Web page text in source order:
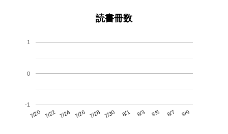
読書冊数
7/20 7/22 7/24 7/26 7/28 7/30 8/1 8/3 8/5 8/7 8/9
-1
0
1